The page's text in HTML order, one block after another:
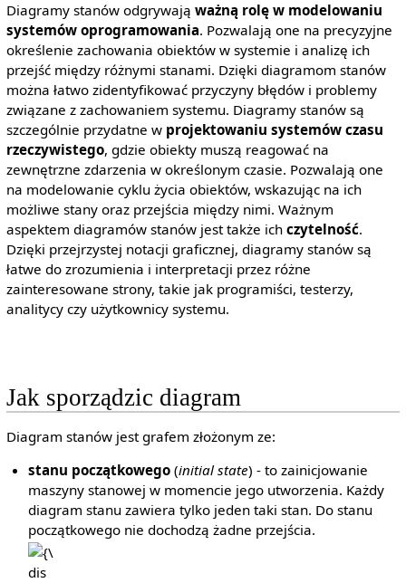
Diagramy stanów odgrywają ważną rolę w modelowaniu
systemów oprogramowania. Pozwalają one na precyzyjne
określenie zachowania obiektów w systemie i analizę ich
przejść między różnymi stanami. Dzięki diagramom stanów
można łatwo zidentyfikować przyczyny błędów i problemy
związane z zachowaniem systemu. Diagramy stanów są
szczególnie przydatne w projektowaniu systemów czasu
rzeczywistego, gdzie obiekty muszą reagować na
zewnętrzne zdarzenia w określonym czasie. Pozwalają one
na modelowanie cyklu życia obiektów, wskazując na ich
możliwe stany oraz przejścia między nimi. Ważnym
aspektem diagramów stanów jest także ich czytelność.
Dzięki przejrzystej notacji graficznej, diagramy stanów są
łatwe do zrozumienia i interpretacji przez różne
zainteresowane strony, takie jak programiści, testerzy,
analitycy czy użytkownicy systemu.
Jak sporządzic diagram
Diagram stanów jest grafem złożonym ze:
stanu początkowego (initial state) - to zainicjowanie
maszyny stanowej w momencie jego utworzenia. Każdy
diagram stanu zawiera tylko jeden taki stan. Do stanu
początkowego nie dochodzą żadne przejścia.
{\displaystyle
\bigodot }